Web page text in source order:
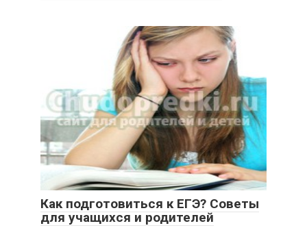
Как подготовиться к ЕГЭ? Советы
для учащихся и родителей